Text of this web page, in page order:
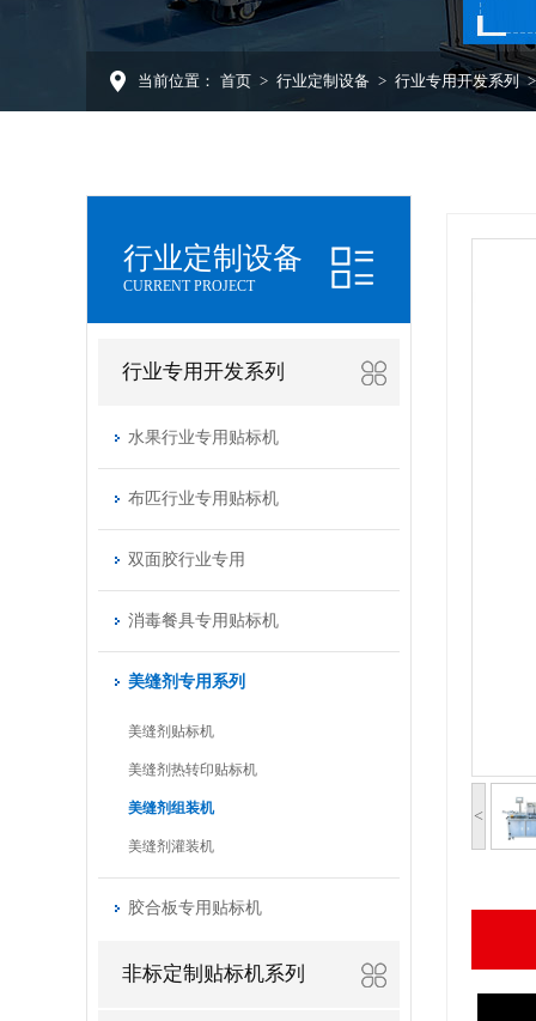
当前位置： 首页 > 行业定制设备 > 行业专用开发系列
行业定制设备
CURRENT PROJECT
行业专用开发系列
水果行业专用贴标机
布匹行业专用贴标机
双面胶行业专用
消毒餐具专用贴标机
美缝剂专用系列
美缝剂贴标机
美缝剂热转印贴标机
美缝剂组装机
美缝剂灌装机
胶合板专用贴标机
非标定制贴标机系列
<